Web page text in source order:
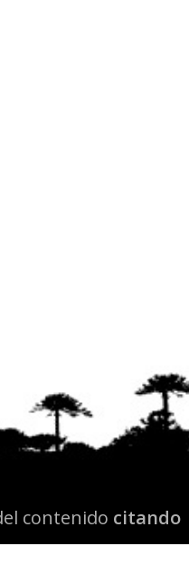
contenido citando